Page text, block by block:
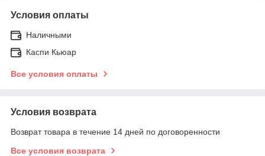
Условия оплаты
Наличными
Каспи Кьюар
Все условия оплаты
Условия возврата
Возврат товара в течение 14 дней по договоренности
Все условия возврата